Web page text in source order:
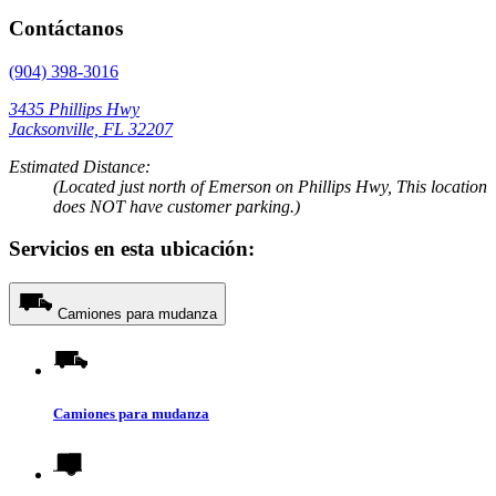
Contáctanos
(904) 398-3016
3435 Phillips Hwy
Jacksonville, FL 32207
Estimated Distance:
(Located just north of Emerson on Phillips Hwy, This location
does NOT have customer parking.)
Servicios en esta ubicación:
Camiones para mudanza
Camiones para mudanza